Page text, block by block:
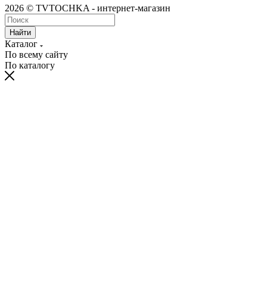
2026 © TVTOCHKA - интернет-магазин
Найти
Каталог
По всему сайту
По каталогу